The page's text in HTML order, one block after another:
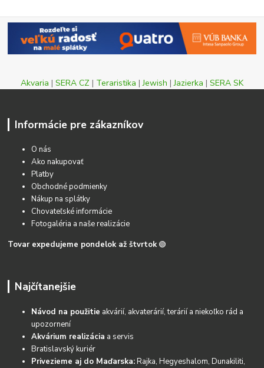
Akvaria | SERA CZ | Teraristika |Jewish |Jazierka | SERA SK
Informácie pre zákazníkov
O nás
Ako nakupovať
Platby
Obchodné podmienky
Nákup na splátky
Chovateľské informácie
Fotogaléria a naše realizácie
Tovar expedujeme pondelok až štvrtok 🟢
Najčítanejšie
Návod na použitie akvárií, akvaterárií, terárií a niekoľko rád a
upozornení
Akvárium realizácia a servis
Bratislavský kuriér
Privezieme aj do Maďarska:Rajka, Hegyeshalom, Dunakiliti,